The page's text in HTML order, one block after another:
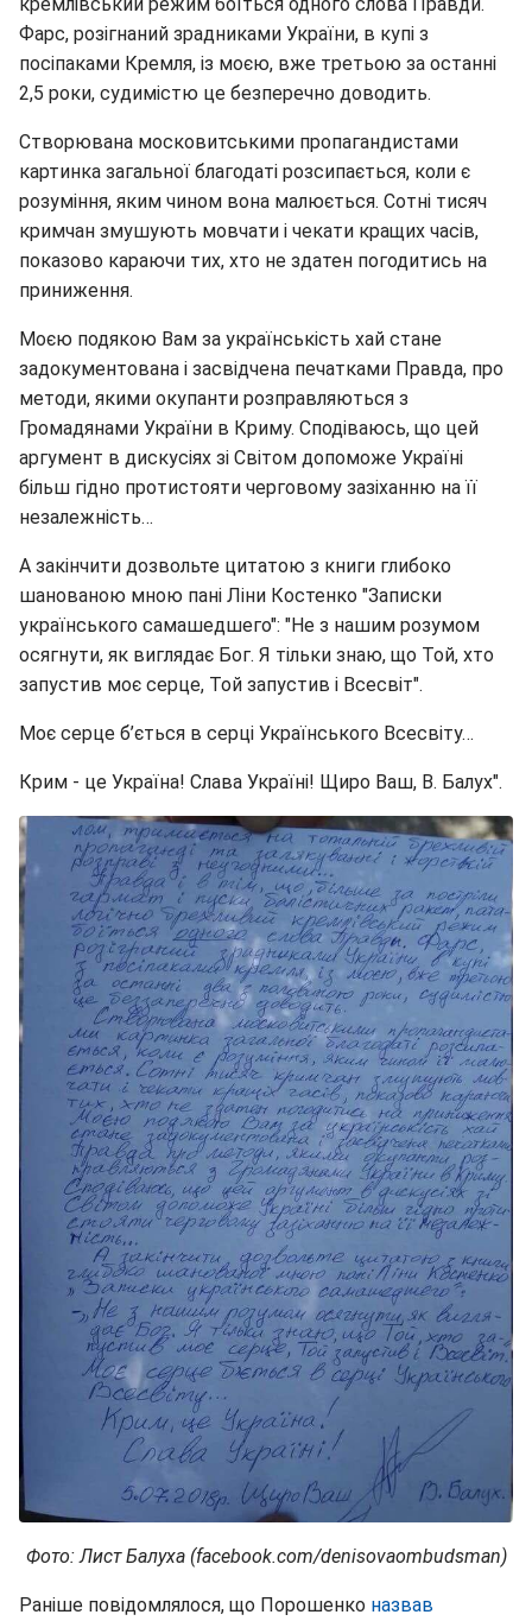
кремлівський режим боїться одного слова Правди.
Фарс, розігнаний зрадниками України, в купі з
посіпаками Кремля, із моєю, вже третьою за останні
2,5 роки, судимістю це безперечно доводить.
Створювана московитськими пропагандистами
картинка загальної благодаті розсипається, коли є
розуміння, яким чином вона малюється. Сотні тисяч
кримчан змушують мовчати і чекати кращих часів,
показово караючи тих, хто не здатен погодитись на
приниження.
Моєю подякою Вам за українськість хай стане
задокументована і засвідчена печатками Правда, про
методи, якими окупанти розправляються з
Громадянами України в Криму. Сподіваюсь, що цей
аргумент в дискусіях зі Світом допоможе Україні
більш гідно протистояти черговому зазіханню на її
незалежність…
А закінчити дозвольте цитатою з книги глибоко
шанованою мною пані Ліни Костенко "Записки
українського самашедшего": "Не з нашим розумом
осягнути, як виглядає Бог. Я тільки знаю, що Той, хто
запустив моє серце, Той запустив і Всесвіт".
Моє серце б’ється в серці Українського Всесвіту…
Крим - це Україна! Слава Україні! Щиро Ваш, В. Балух".
Фото: Лист Балуха (facebook.com/denisovaombudsman)
Раніше повідомлялося, що Порошенко назвав